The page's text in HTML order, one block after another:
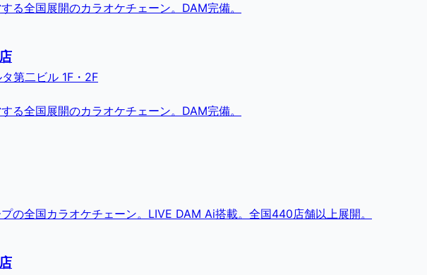
る全国展開のカラオケチェーン。DAM完備。
第二ビル 1F・2F
る全国展開のカラオケチェーン。DAM完備。
の全国カラオケチェーン。LIVE DAM Ai搭載。全国440店舗以上展開。